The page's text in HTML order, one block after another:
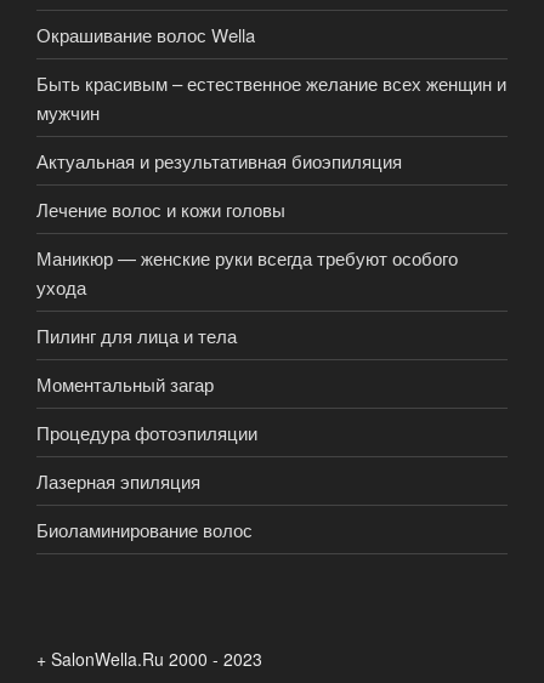
Окрашивание волос Wella
Быть красивым – естественное желание всех женщин и
мужчин
Актуальная и результативная биоэпиляция
Лечение волос и кожи головы
Маникюр — женские руки всегда требуют особого
ухода
Пилинг для лица и тела
Моментальный загар
Процедура фотоэпиляции
Лазерная эпиляция
Биоламинирование волос
+ SalonWella.Ru 2000 - 2023